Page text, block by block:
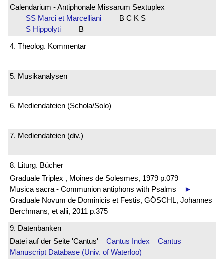
Calendarium - Antiphonale Missarum Sextuplex
SS Marci et Marcelliani
B C K S
S Hippolyti
B
4. Theolog. Kommentar
5. Musikanalysen
6. Mediendateien (Schola/Solo)
7. Mediendateien (div.)
8. Liturg. Bücher
Graduale Triplex , Moines de Solesmes, 1979 p.079
Musica sacra - Communion antiphons with Psalms
►
Graduale Novum de Dominicis et Festis, GÖSCHL, Johannes
Berchmans, et alii, 2011 p.375
9. Datenbanken
Datei auf der Seite 'Cantus' Cantus Index
Cantus
Manuscript Database (Univ. of Waterloo)